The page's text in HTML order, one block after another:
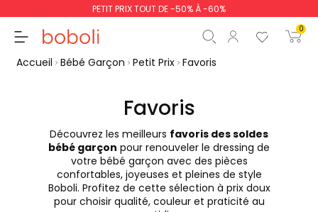
PETIT PRIX TOUT DE -50% À -60%
0
Sous-total
poursuit Commencer la
Accueil Bébé Garçon Petit Prix Favoris
Favoris
Découvrez les meilleurs favoris des soldes
bébé garçon pour renouveler le dressing de
votre bébé garçon avec des pièces
confortables, joyeuses et pleines de style
Boboli. Profitez de cette sélection à prix doux
pour choisir qualité, couleur et praticité au